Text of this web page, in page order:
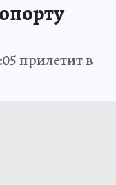
прилетит в